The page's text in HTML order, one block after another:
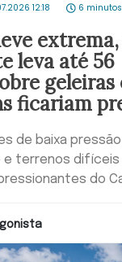
12:18 6
leva até 56
geleiras
ficariam
de baixa
terrenos difíceis
do